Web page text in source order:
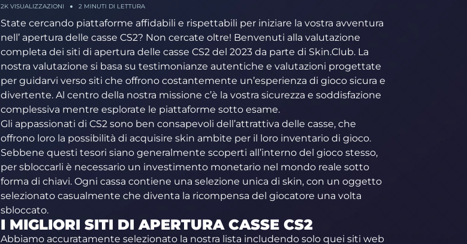
2K VISUALIZZAZIONI 2 MINUTI DI LETTURA
State cercando piattaforme affidabili e rispettabili per iniziare la vostra avventura
nell’ apertura delle casse CS2? Non cercate oltre! Benvenuti alla valutazione
completa dei siti di apertura delle casse CS2 del 2023 da parte di Skin.Club. La
nostra valutazione si basa su testimonianze autentiche e valutazioni progettate
per guidarvi verso siti che offrono costantemente un’esperienza di gioco sicura e
divertente. Al centro della nostra missione c’è la vostra sicurezza e soddisfazione
complessiva mentre esplorate le piattaforme sotto esame.
Gli appassionati di CS2 sono ben consapevoli dell’attrattiva delle casse, che
offrono loro la possibilità di acquisire skin ambite per il loro inventario di gioco.
Sebbene questi tesori siano generalmente scoperti all’interno del gioco stesso,
per sbloccarli è necessario un investimento monetario nel mondo reale sotto
forma di chiavi. Ogni cassa contiene una selezione unica di skin, con un oggetto
selezionato casualmente che diventa la ricompensa del giocatore una volta
sbloccato.
I MIGLIORI SITI DI APERTURA CASSE CS2
Abbiamo accuratamente selezionato la nostra lista includendo solo quei siti web